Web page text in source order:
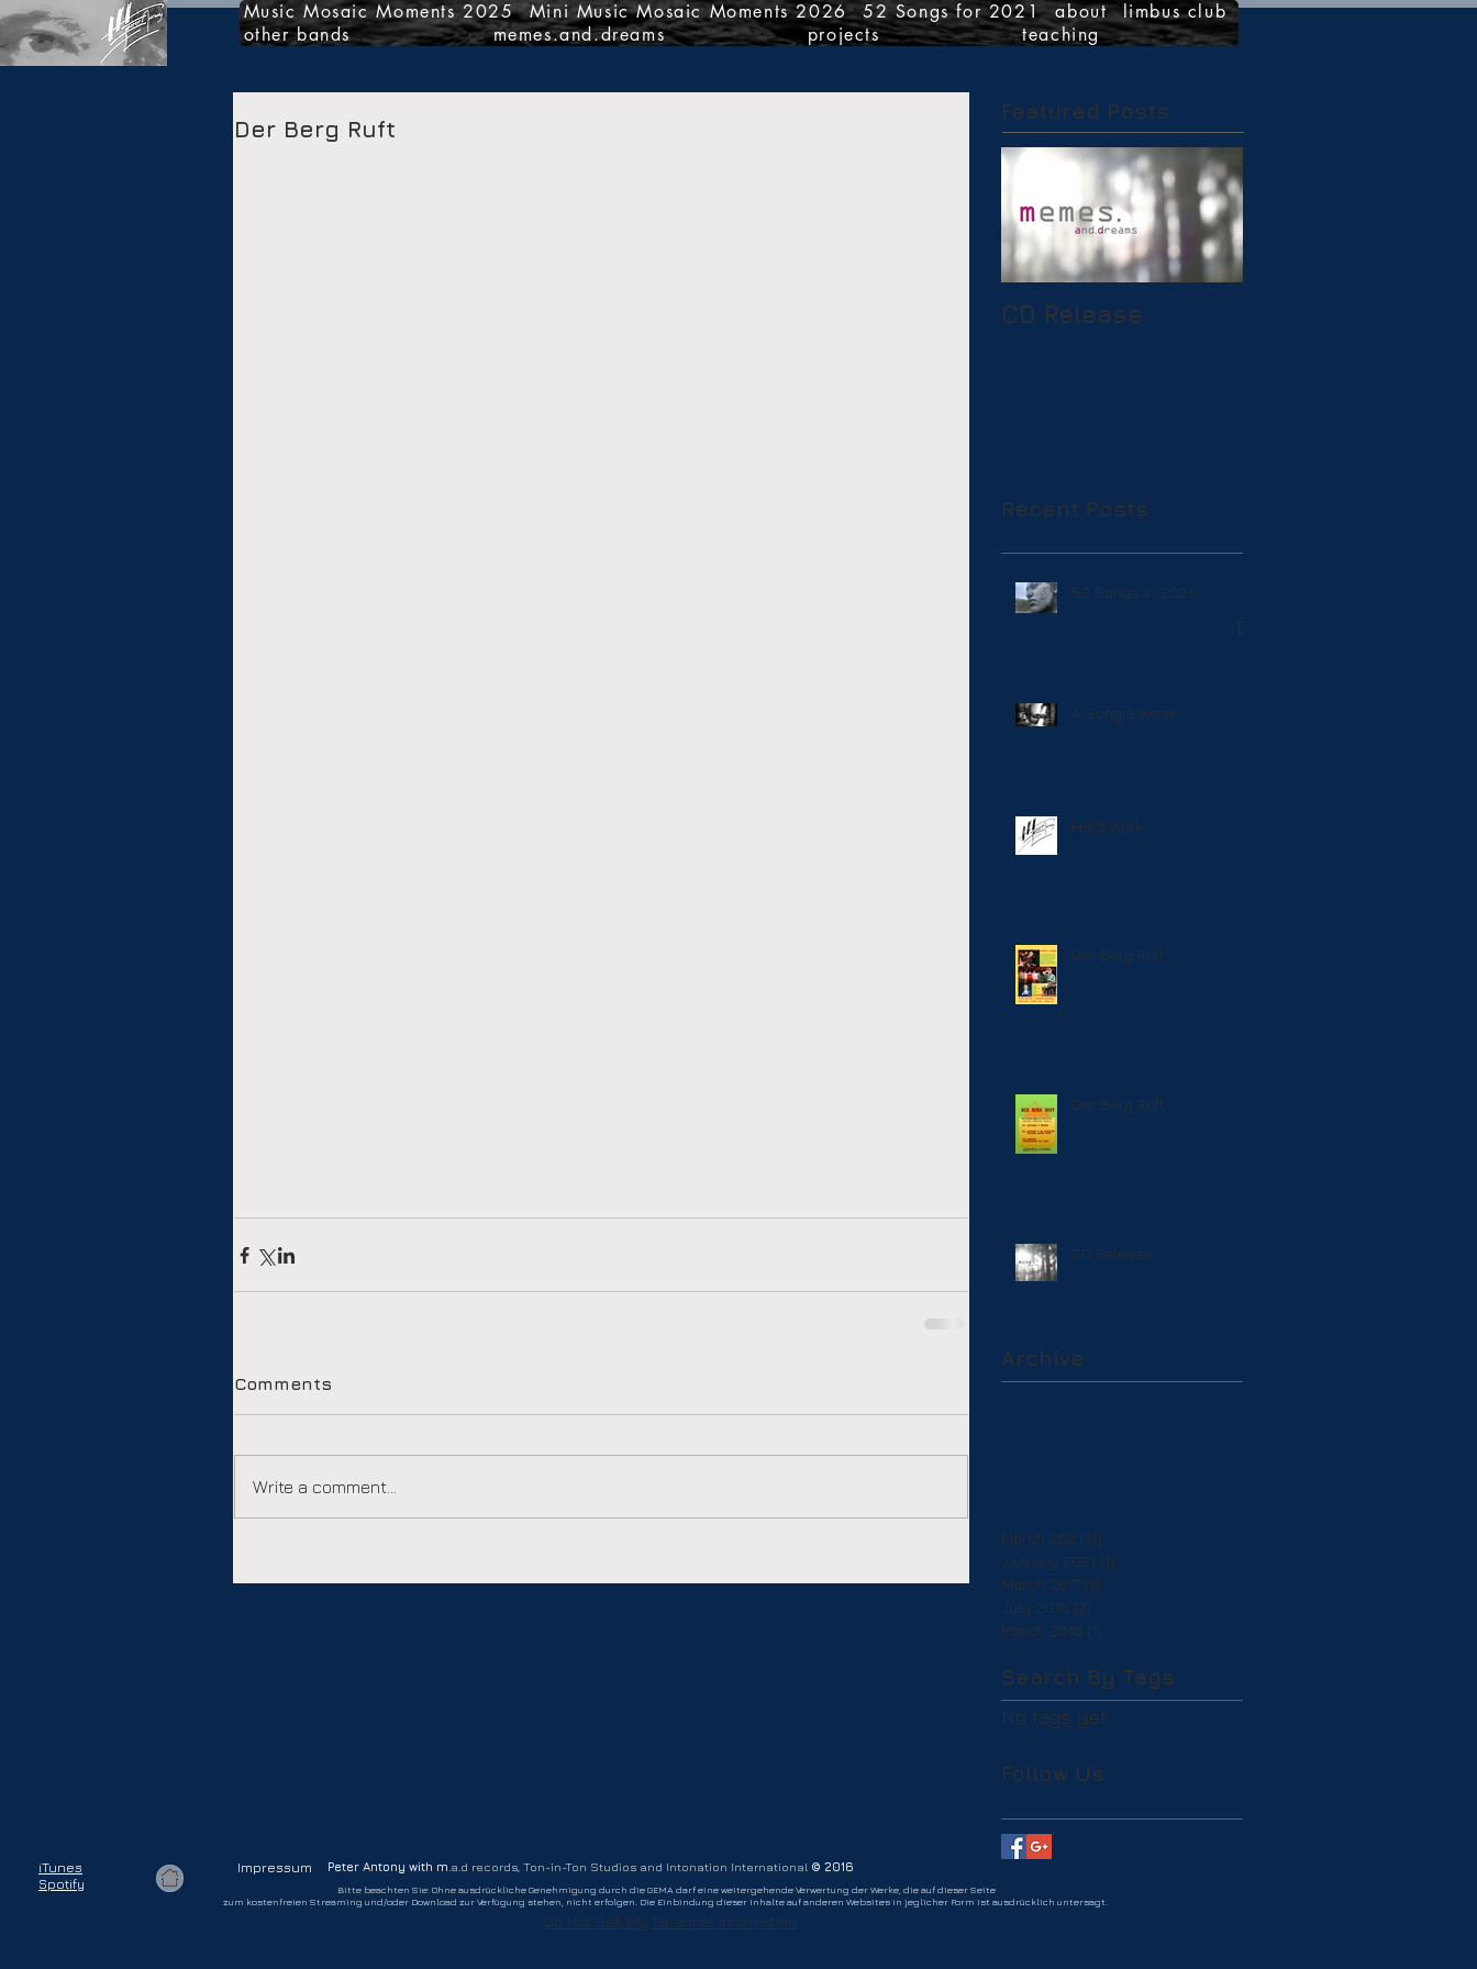
Music Mosaic Moments 2025 Mini Music Mosaic Moments 2026 52 Songs for 2021 about
limbus club
other bands
memes.and.dreams projects teaching
Der Berg Ruft
Comments
Write a comment...
Featured Posts
CD Release
Recent Posts
52 Songs in 2021.
A Song a Week
Hard work
Der Berg Ruft
Der Berg Ruft
CD Release
Archive
March 2021 (1)
January 2021 (1)
March 2017 (1)
July 2016 (2)
March 2016 (1)
Search By Tags
No tags yet.
Follow Us
iTunes
Spotify
Peter Antony with m .a.d records, Ton-in-Ton Studios and Intonation International © 2016
Impressum
Bitte beachten Sie: Ohne ausdrückliche Genehmigung durch die GEMA darf eine weitergehende Verwertung der Werke, die auf dieser Seite
zum kostenfreien Streaming und/oder Download zur Verfügung stehen, nicht erfolgen. Die Einbindung dieser Inhalte auf anderen Websites in jeglicher Form ist ausdrücklich untersagt.
Do Not Sell My Personal Information